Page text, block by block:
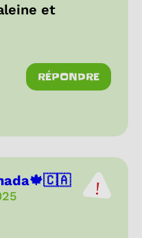
et
réactions
RÉPONDRE